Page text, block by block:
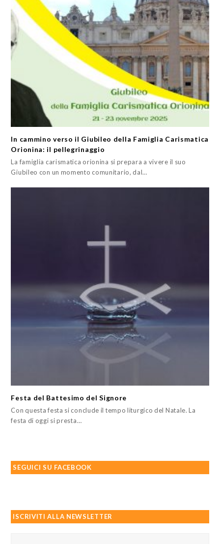
In cammino verso il Giubileo della Famiglia Carismatica
Orionina: il pellegrinaggio
La famiglia carismatica orionina si prepara a vivere il suo
Giubileo con un momento comunitario, dal…
Festa del Battesimo del Signore
Con questa festa si conclude il tempo liturgico del Natale. La
festa di oggi si presta…
SEGUICI SU FACEBOOK
ISCRIVITI ALLA NEWSLETTER